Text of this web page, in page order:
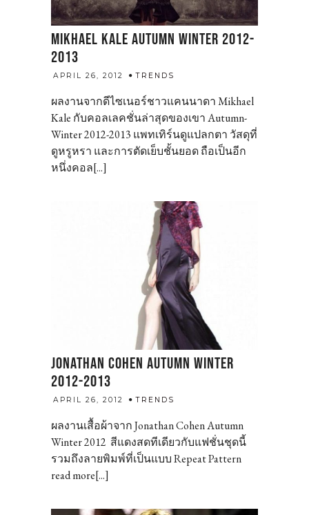
MIKHAEL KALE AUTUMN WINTER 2012-
2013
APRIL 26, 2012 TRENDS
ผลงานจากดีไซเนอร์ชาวแคนนาดา Mikhael
Kale กับคอลเลคชั่นล่าสุดของเขา Autumn-
Winter 2012-2013 แพทเทิร์นดูแปลกตา วัสดุที่
ดูหรูหรา และการตัดเย็บชั้นยอด ถือเป็นอีก
หนึ่งคอล[...]
JONATHAN COHEN AUTUMN WINTER
2012-2013
APRIL 26, 2012 TRENDS
ผลงานเสื้อผ้าจาก Jonathan Cohen Autumn
Winter 2012 สีแดงสดทีเดียวกับแฟชั่นชุดนี้
รวมถึงลายพิมพ์ที่เป็นแบบ Repeat Pattern
read more[...]